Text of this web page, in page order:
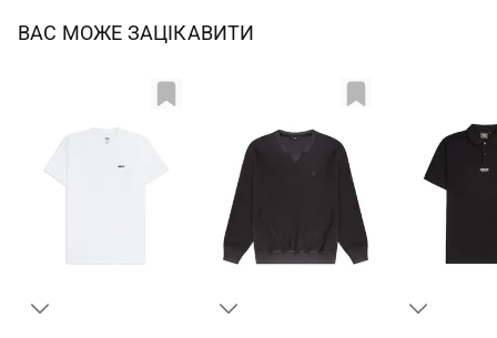
ВАС МОЖЕ ЗАЦІКАВИТИ